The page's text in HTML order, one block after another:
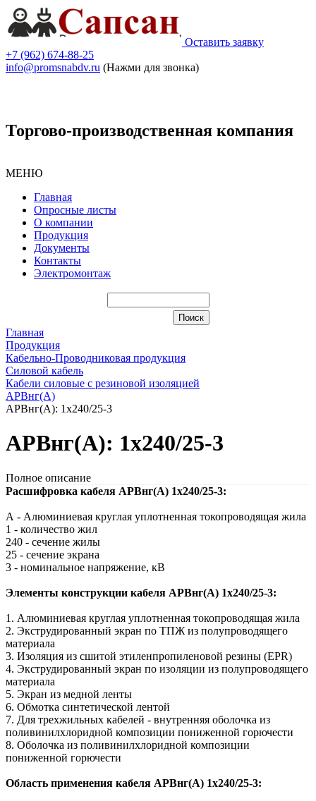
Оставить заявку
+7 (962) 674-88-25
info@promsnabdv.ru (Нажми для звонка)
Торгово-производственная компания
МЕНЮ
Главная
Опросные листы
О компании
Продукция
Документы
Контакты
Электромонтаж
Главная
Продукция
Кабельно-Проводниковая продукция
Силовой кабель
Кабели силовые с резиновой изоляцией
АРВнг(A)
АРВнг(A): 1х240/25-3
АРВнг(A): 1х240/25-3
Полное описание
Расшифровка кабеля АРВнг(A) 1х240/25-3:
А - Алюминиевая круглая уплотненная токопроводящая жила
1 - количество жил
240 - сечение жилы
25 - сечение экрана
3 - номинальное напряжение, кВ
Элементы конструкции кабеля АРВнг(A) 1х240/25-3:
1. Алюминиевая круглая уплотненная токопроводящая жила
2. Экструдированный экран по ТПЖ из полупроводящего
материала
3. Изоляция из сшитой этиленпропиленовой резины (EPR)
4. Экструдированный экран по изоляции из полупроводящего
материала
5. Экран из медной ленты
6. Обмотка синтетической лентой
7. Для трехжильных кабелей - внутренняя оболочка из
поливинилхлоридной композиции пониженной горючести
8. Оболочка из поливинилхлоридной композиции
пониженной горючести
Область применения кабеля АРВнг(A) 1х240/25-3: